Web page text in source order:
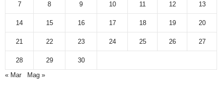
7 8 9 10 11 12 13
14 15 16 17 18 19 20
21 22 23 24 25 26 27
28 29
30
« Mar
Mag »